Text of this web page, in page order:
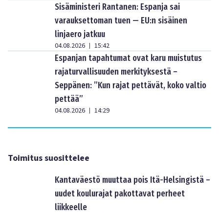
Sisäministeri Rantanen: Espanja sai
varauksettoman tuen — EU:n sisäinen
linjaero jatkuu
04.08.2026 | 15:42
Espanjan tapahtumat ovat karu muistutus
rajaturvallisuuden merkityksestä –
Seppänen: ”Kun rajat pettävät, koko valtio
pettää”
04.08.2026 | 14:29
Toimitus suosittelee
Kantaväestö muuttaa pois Itä-Helsingistä –
uudet koulurajat pakottavat perheet
liikkeelle